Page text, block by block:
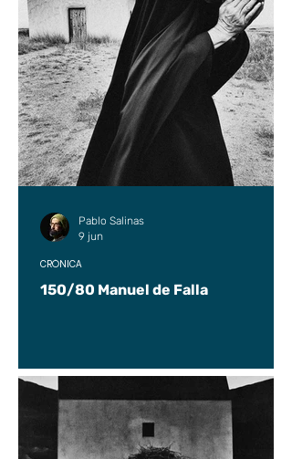
150/80 Manuel de Falla
CRÓNICA
Pablo Salinas
9 jun